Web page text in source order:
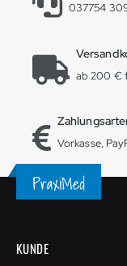
037754
ab 200 €
Vorkasse,
KUNDE